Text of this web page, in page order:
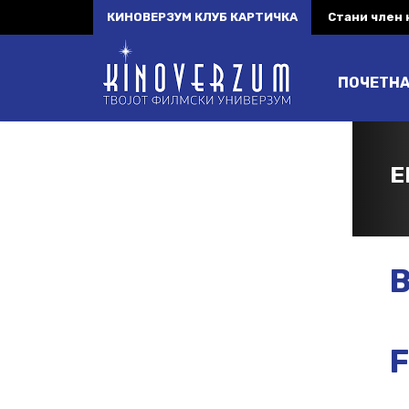
КИНОВЕРЗУМ КЛУБ КАРТИЧКА Стани член
ПОЧЕТНА